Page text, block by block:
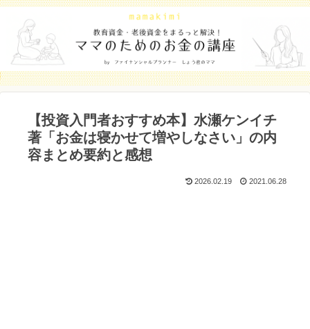
【投資入門者おすすめ本】水瀬ケンイチ
著「お金は寝かせて増やしなさい」の内
容まとめ要約と感想
2026.02.19 2021.06.28